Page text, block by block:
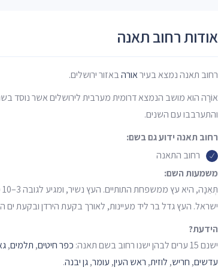
אודות רחוב תאנה
רחוב תאנה נמצא בעיראורהבאזור ירושלים.
והתערבבו עם השנים.
רחוב תאנה ידוע גם בשם:
רחוב התאנה
משמעות השם:
ישראל. העץ גדל בר ליד מעיינות, לאורך בקעת הירדן ובקעת
הידעת?
ישנם 15 ערים לבהן ישנו רחוב בשם תאנה:
כפר חיטים, תלמים,
עדשים, חריש, לוזית, ראש העין, עומר,גן יבנה.